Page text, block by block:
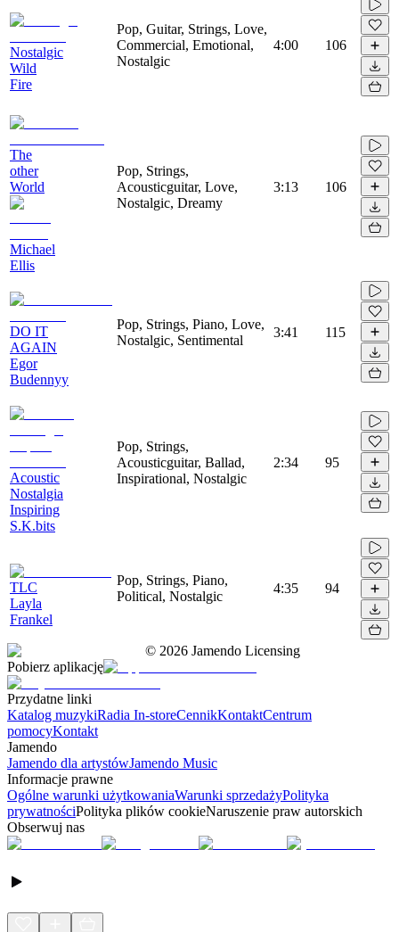
Nostalgic
Wild
Fire
Pop, Guitar, Strings, Love,
Commercial, Emotional,
Nostalgic
4:00 106
The
other
World
Michael
Ellis
Pop, Strings,
Acousticguitar, Love,
Nostalgic, Dreamy
3:13 106
DO IT
AGAIN
Egor
Budennyy
Pop, Strings, Piano, Love,
Nostalgic, Sentimental
3:41 115
Acoustic
Nostalgia
Inspiring
S.K.bits
Pop, Strings,
Acousticguitar, Ballad,
Inspirational, Nostalgic
2:34 95
TLC
Layla
Frankel
Pop, Strings, Piano,
Political, Nostalgic
4:35 94
© 2026 Jamendo Licensing
Pobierz aplikację
Przydatne linki
Katalog muzykiRadia In-storeCennikKontaktCentrum
pomocyKontakt
Jamendo
Jamendo dla artystówJamendo Music
Informacje prawne
Ogólne warunki użytkowaniaWarunki sprzedażyPolityka
prywatnościPolityka plików cookieNaruszenie praw autorskich
Obserwuj nas